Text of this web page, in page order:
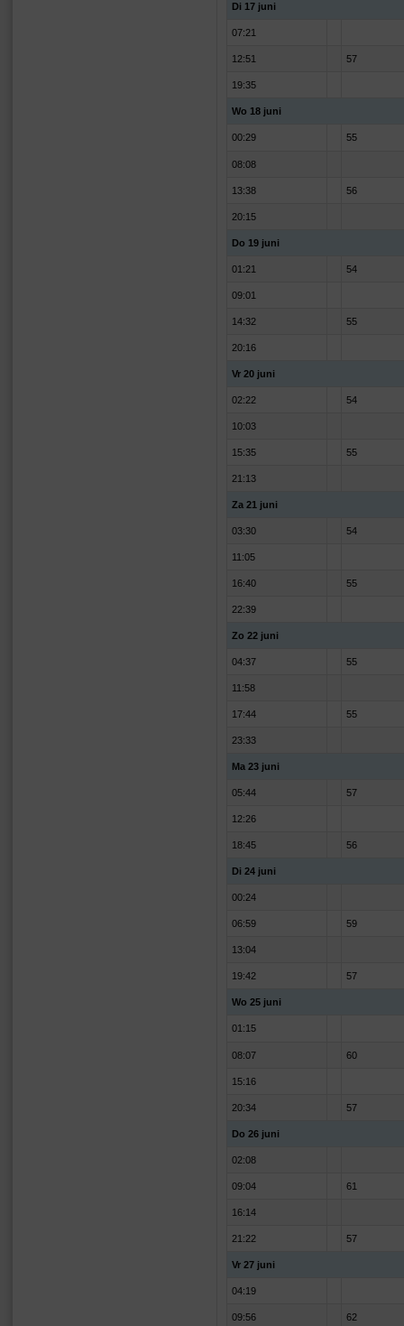
Di 17 juni
07:21
12:51 57
19:35
Wo 18 juni
00:29 55
08:08
13:38 56
20:15
Do 19 juni
01:21 54
09:01
14:32 55
20:16
Vr 20 juni
02:22 54
10:03
15:35 55
21:13
Za 21 juni
03:30 54
11:05
16:40 55
22:39
Zo 22 juni
04:37 55
11:58
17:44 55
23:33
Ma 23 juni
05:44 57
12:26
18:45 56
Di 24 juni
00:24
06:59 59
13:04
19:42 57
Wo 25 juni
01:15
08:07 60
15:16
20:34 57
Do 26 juni
02:08
09:04 61
16:14
21:22 57
Vr 27 juni
04:19
09:56 62